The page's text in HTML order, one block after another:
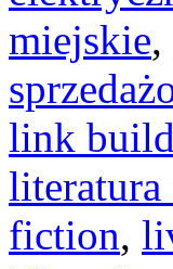
miejskie,
link
literatura
fiction,